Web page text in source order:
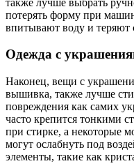
потерять форму при
впитывают воду и теряют
Одежда с
Наконец, вещи с
вышивка, также лучше
повреждения как самих
часто крепится тонкими
при стирке, а некоторые
могут ослабнуть под
элементы, такие как